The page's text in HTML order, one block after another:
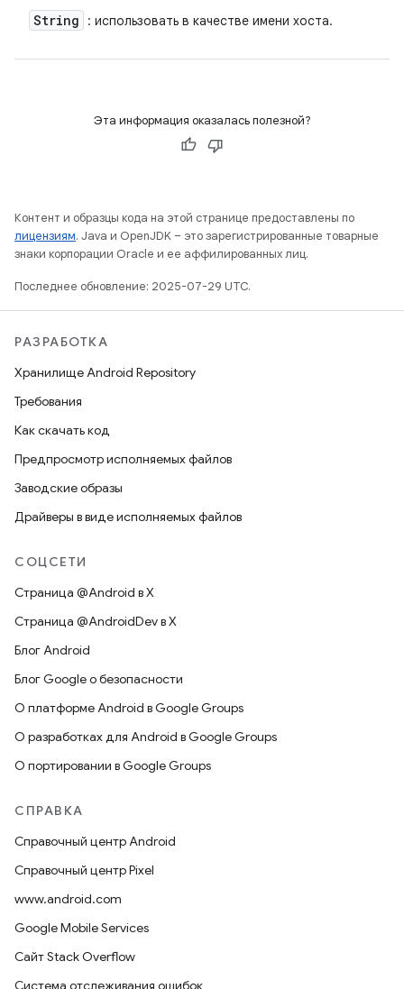
String : использовать в качестве имени хоста.
Эта информация оказалась полезной?
Контент и образцы кода на этой странице предоставлены по
лицензиям. Java и OpenJDK – это зарегистрированные товарные
знаки корпорации Oracle и ее аффилированных лиц.
Последнее обновление: 2025-07-29 UTC.
РАЗРАБОТКА
Хранилище Android Repository
Требования
Как скачать код
Предпросмотр исполняемых файлов
Заводские образы
Драйверы в виде исполняемых файлов
СОЦСЕТИ
Страница @Android в X
Страница @AndroidDev в X
Блог Android
Блог Google о безопасности
О платформе Android в Google Groups
О разработках для Android в Google Groups
О портировании в Google Groups
СПРАВКА
Справочный центр Android
Справочный центр Pixel
www.android.com
Google Mobile Services
Сайт Stack Overflow
Система отслеживания ошибок